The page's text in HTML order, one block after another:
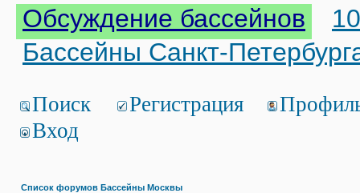
Обсуждение бассейнов
Бассейны Санкт-
Поиск Регистрация
Вход
Список форумов Бассейны Москвы